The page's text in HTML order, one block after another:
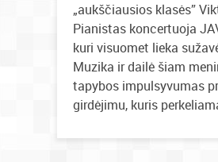
„aukščiausios klasės”
Pianistas koncertuoja
kuri visuomet lieka
Muzika ir dailė šiam
tapybos impulsyvumas
girdėjimu, kuris